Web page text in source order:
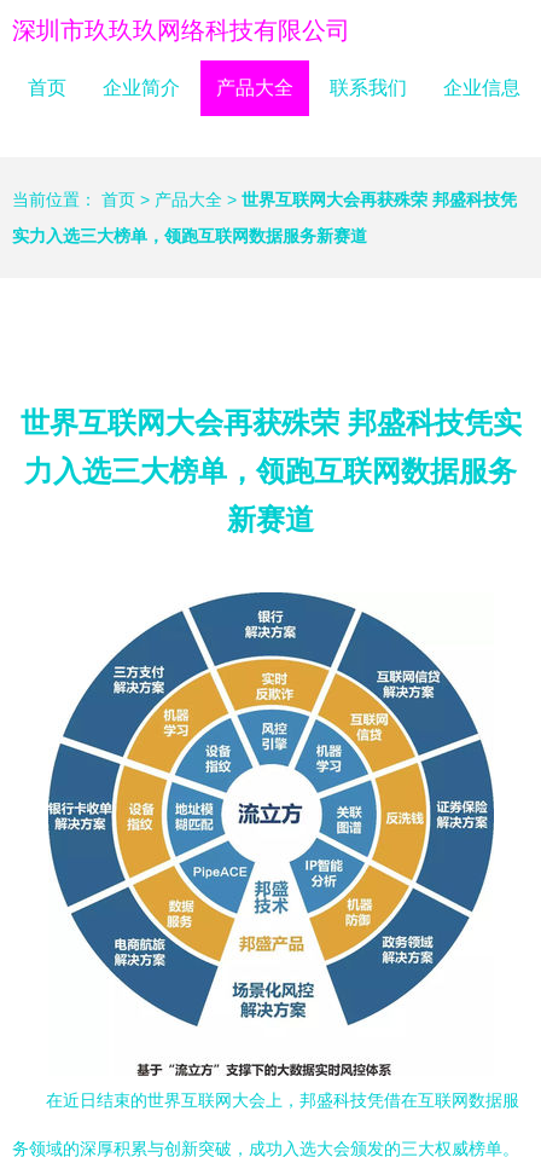
深圳市玖玖玖网络科技有限公司
首页 企业简介 产品大全 联系我们 企业信息
当前位置： 首页 > 产品大全 > 世界互联网大会再获殊荣 邦盛科技凭
实力入选三大榜单，领跑互联网数据服务新赛道
世界互联网大会再获殊荣 邦盛科技凭实
力入选三大榜单，领跑互联网数据服务
新赛道
在近日结束的世界互联网大会上，邦盛科技凭借在互联网数据服
务领域的深厚积累与创新突破，成功入选大会颁发的三大权威榜单。